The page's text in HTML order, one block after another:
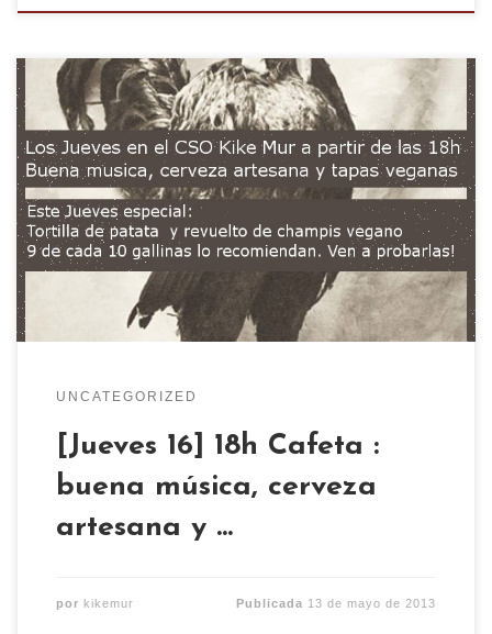
UNCATEGORIZED
[Jueves 16] 18h Cafeta :
buena música, cerveza
artesana y …
por kikemur Publicada 13 de mayo de 2013